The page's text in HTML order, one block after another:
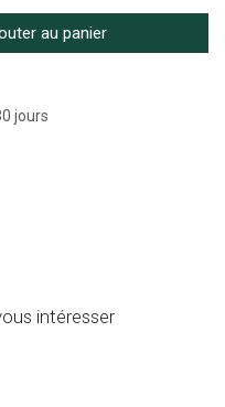
au panier
jours
intéresser